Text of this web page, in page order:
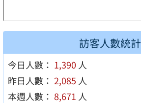
訪客人數統計
今日人數： 1,390 人
昨日人數： 2,085 人
本週人數： 8,671 人